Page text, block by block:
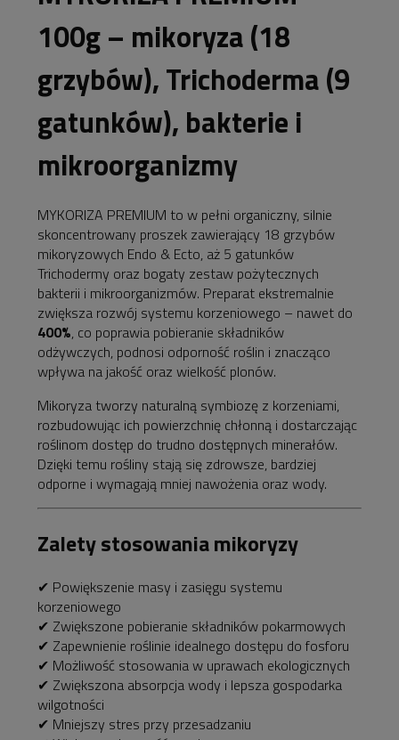
100g – mikoryza (18
grzybów), Trichoderma (9
gatunków), bakterie i
mikroorganizmy
MYKORIZA PREMIUM to w pełni organiczny, silnie
skoncentrowany proszek zawierający 18 grzybów
mikoryzowych Endo & Ecto, aż 5 gatunków
Trichodermy oraz bogaty zestaw pożytecznych
bakterii i mikroorganizmów. Preparat ekstremalnie
zwiększa rozwój systemu korzeniowego – nawet do
400%, co poprawia pobieranie składników
odżywczych, podnosi odporność roślin i znacząco
wpływa na jakość oraz wielkość plonów.
Mikoryza tworzy naturalną symbiozę z korzeniami,
rozbudowując ich powierzchnię chłonną i dostarczając
roślinom dostęp do trudno dostępnych minerałów.
Dzięki temu rośliny stają się zdrowsze, bardziej
odporne i wymagają mniej nawożenia oraz wody.
Zalety stosowania mikoryzy
✔ Powiększenie masy i zasięgu systemu
korzeniowego
✔ Zwiększone pobieranie składników pokarmowych
✔ Zapewnienie roślinie idealnego dostępu do fosforu
✔ Możliwość stosowania w uprawach ekologicznych
✔ Zwiększona absorpcja wody i lepsza gospodarka
wilgotności
✔ Mniejszy stres przy przesadzaniu